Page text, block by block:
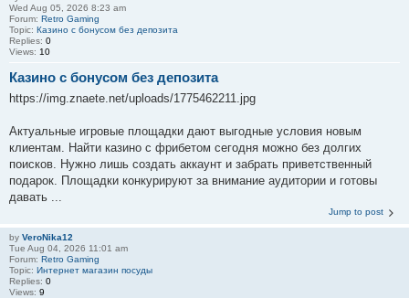
Wed Aug 05, 2026 8:23 am
Forum: Retro Gaming
Topic: Казино с бонусом без депозита
Replies: 0
Views: 10
Казино с бонусом без депозита
https://img.znaete.net/uploads/1775462211.jpg
Актуальные игровые площадки дают выгодные условия новым
клиентам. Найти казино с фрибетом сегодня можно без долгих
поисков. Нужно лишь создать аккаунт и забрать приветственный
подарок. Площадки конкурируют за внимание аудитории и готовы
давать ...
Jump to post
by VeroNika12
Tue Aug 04, 2026 11:01 am
Forum: Retro Gaming
Topic: Интернет магазин посуды
Replies: 0
Views: 9